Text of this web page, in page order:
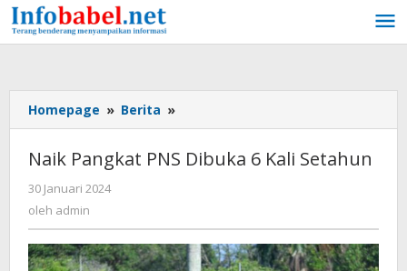
Lewati
ke
konten
Homepage » Berita »
Pangkat
Dibuka
Setahun
Naik Pangkat PNS Dibuka 6 Kali Setahun
30 Januari 2024
oleh admin